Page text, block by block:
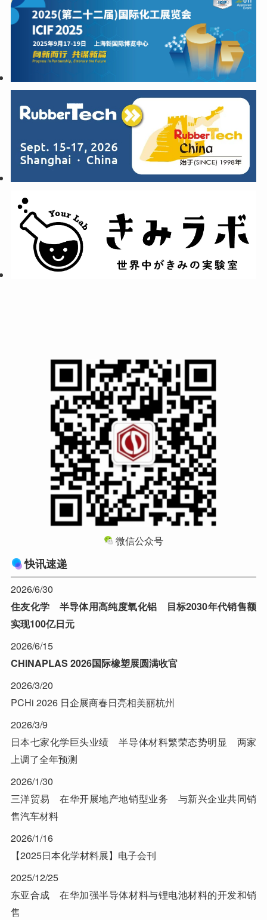
微信公众号
快讯速递
2026/6/30
住友化学 半导体用高纯度氧化铝 目标2030年代销售额
实现100亿日元
2026/6/15
CHINAPLAS 2026国际橡塑展圆满收官
2026/3/20
PCHi 2026 日企展商春日亮相美丽杭州
2026/3/9
日本七家化学巨头业绩 半导体材料繁荣态势明显 两家
上调了全年预测
2026/1/30
三洋贸易 在华开展地产地销型业务 与新兴企业共同销
售汽车材料
2026/1/16
【2025日本化学材料展】电子会刊
2025/12/25
东亚合成 在华加强半导体材料与锂电池材料的开发和销
售